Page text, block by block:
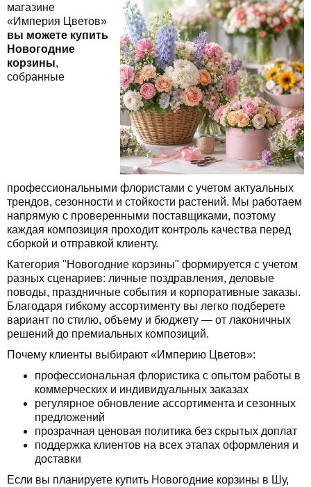
магазине
«Империя Цветов»
вы можете купить
Новогодние
корзины,
собранные
профессиональными флористами с учетом актуальных
трендов, сезонности и стойкости растений. Мы работаем
напрямую с проверенными поставщиками, поэтому
каждая композиция проходит контроль качества перед
сборкой и отправкой клиенту.
Категория "Новогодние корзины" формируется с учетом
разных сценариев: личные поздравления, деловые
поводы, праздничные события и корпоративные заказы.
Благодаря гибкому ассортименту вы легко подберете
вариант по стилю, объему и бюджету — от лаконичных
решений до премиальных композиций.
Почему клиенты выбирают «Империю Цветов»:
профессиональная флористика с опытом работы в
коммерческих и индивидуальных заказах
регулярное обновление ассортимента и сезонных
предложений
прозрачная ценовая политика без скрытых доплат
поддержка клиентов на всех этапах оформления и
доставки
Если вы планируете купить Новогодние корзины в Шу,